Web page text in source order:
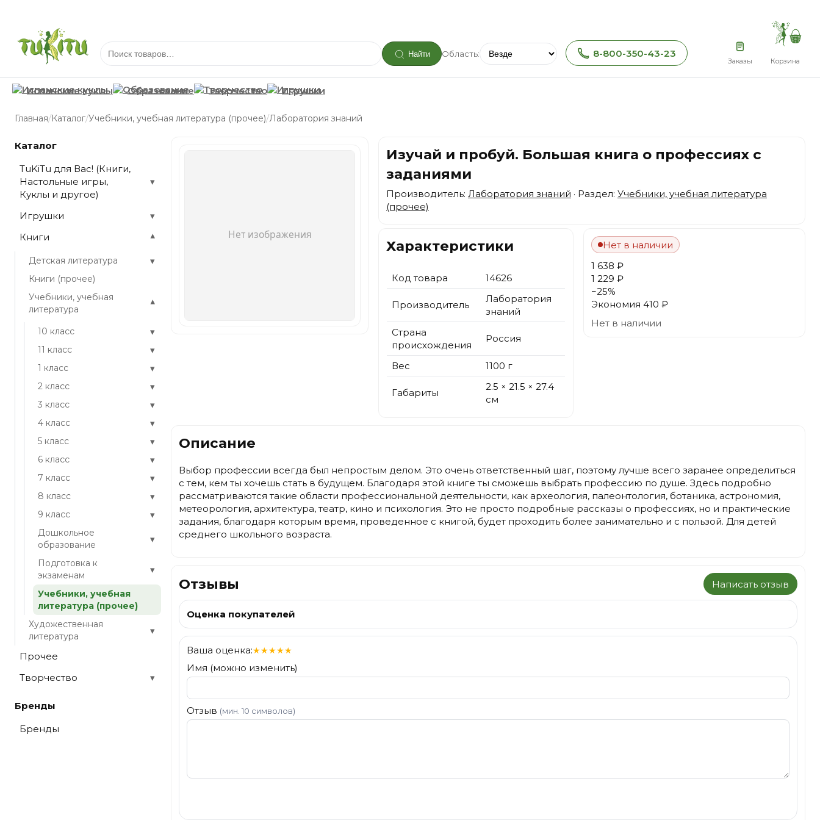
Найти Область: 8-800-350-43-23
Заказы Корзина
Испанские куклы Образование Творчество Игрушки
Главная/Каталог/Учебники, учебная литература (прочее)/Лаборатория знаний
Каталог
TuKiTu для Вас! (Книги,
Настольные игры,
Куклы и другое)
▾
Игрушки
▾
Книги
▾
Детская литература ▾
Книги (прочее)
Учебники, учебная
литература
▾
10 класс ▾
11 класс ▾
1 класс ▾
2 класс ▾
3 класс ▾
4 класс ▾
5 класс ▾
6 класс ▾
7 класс ▾
8 класс ▾
9 класс ▾
Дошкольное
образование
▾
Подготовка к
экзаменам
▾
Учебники, учебная
литература (прочее)
Художественная
литература
▾
Прочее
Творчество
▾
Бренды
Бренды
Изучай и пробуй. Большая книга о профессиях с
заданиями
Производитель: Лаборатория знаний · Раздел: Учебники, учебная литература
(прочее)
Характеристики
Код товара 14626
Производитель
Лаборатория
знаний
Страна
происхождения
Россия
Вес 1100 г
Габариты
2.5 × 21.5 × 27.4
см
Нет в наличии
1 638 ₽
1 229 ₽
−25%
Экономия 410 ₽
Нет в наличии
Описание
Выбор профессии всегда был непростым делом. Это очень ответственный шаг, поэтому лучше всего заранее определиться
с тем, кем ты хочешь стать в будущем. Благодаря этой книге ты сможешь выбрать профессию по душе. Здесь подробно
рассматриваются такие области профессиональной деятельности, как археология, палеонтология, ботаника, астрономия,
метеорология, архитектура, театр, кино и психология. Это не просто подробные рассказы о профессиях, но и практические
задания, благодаря которым время, проведенное с книгой, будет проходить более занимательно и с пользой. Для детей
среднего школьного возраста.
Отзывы Написать отзыв
Оценка покупателей
Ваша оценка:★★★★★
Имя (можно изменить)
Отзыв (мин. 10 символов)